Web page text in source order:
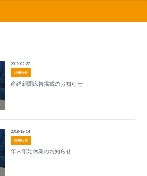
お知らせ
2019-02-27
産経新聞広告掲載のお知らせ
お知らせ
2018-12-14
年末年始休業のお知らせ